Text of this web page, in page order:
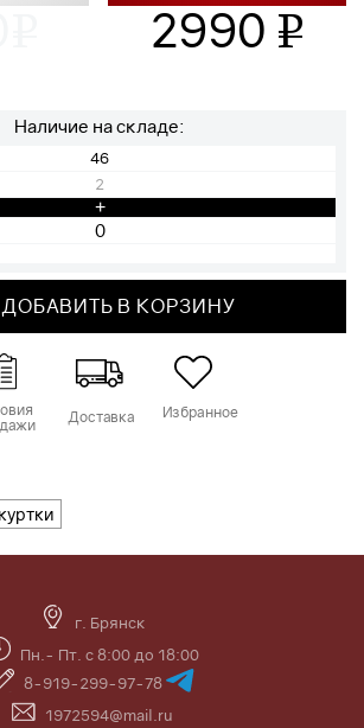
2990 v
Наличие на складе:
46
2
+
ДОБАВИТЬ В КОРЗИНУ
Доставка Избранное
г. Брянск
Пн.- Пт. с 8:00 до 18:00
8-919-299-97-78
1972594@mail.ru